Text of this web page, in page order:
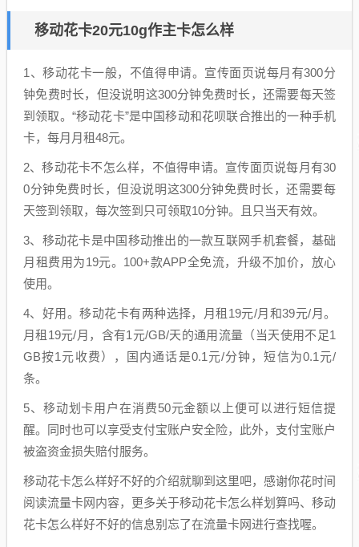
移动花卡20元10g作主卡怎么样
1、移动花卡一般，不值得申请。宣传面页说每月有300分
钟免费时长，但没说明这300分钟免费时长，还需要每天签
到领取。“移动花卡”是中国移动和花呗联合推出的一种手机
卡，每月月租48元。
2、移动花卡不怎么样，不值得申请。宣传面页说每月有30
0分钟免费时长，但没说明这300分钟免费时长，还需要每
天签到领取，每次签到只可领取10分钟。且只当天有效。
3、移动花卡是中国移动推出的一款互联网手机套餐，基础
月租费用为19元。100+款APP全免流，升级不加价，放心
使用。
4、好用。移动花卡有两种选择，月租19元/月和39元/月。
月租19元/月，含有1元/GB/天的通用流量（当天使用不足1
GB按1元收费），国内通话是0.1元/分钟，短信为0.1元/
条。
5、移动划卡用户在消费50元金额以上便可以进行短信提
醒。同时也可以享受支付宝账户安全险，此外，支付宝账户
被盗资金损失赔付服务。
移动花卡怎么样好不好的介绍就聊到这里吧，感谢你花时间
阅读流量卡网内容，更多关于移动花卡怎么样划算吗、移动
花卡怎么样好不好的信息别忘了在流量卡网进行查找喔。